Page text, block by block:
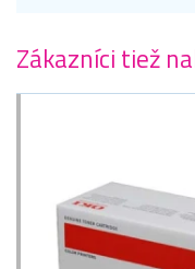
Zákazníci tiež